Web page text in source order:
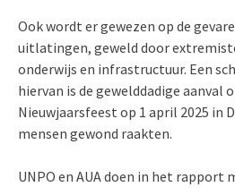
Ook wordt er gewezen op de
uitlatingen, geweld door
onderwijs en infrastructuur. Een
hiervan is de gewelddadige aanval
Nieuwjaarsfeest op 1 april 2025 in
mensen gewond raakten.
UNPO en AUA doen in het rapport